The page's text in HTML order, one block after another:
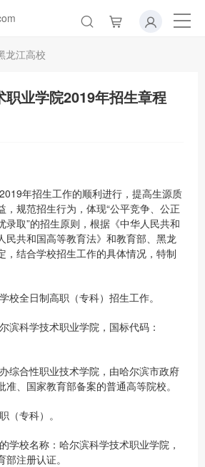
龙江高校
职业学院2019年招生章程
年招生工作的顺利进行，提高生源质
，规范招生行为，体现“公平竞争、公正
录取”的招生原则，根据《中华人民共和
民共和国高等教育法》和教育部、黑龙
，结合学校招生工作的具体情况，特制
校全日制高职（专科）招生工作。
滨科学技术职业学院，国标代码：
综合性职业技术学院，由哈尔滨市政府
、国家教育部备案的普通高等院校。
（专科）。
学校名称：哈尔滨科学技术职业学院，
注册认证。